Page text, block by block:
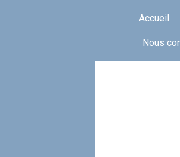
Skip to content
Accueil
Nous